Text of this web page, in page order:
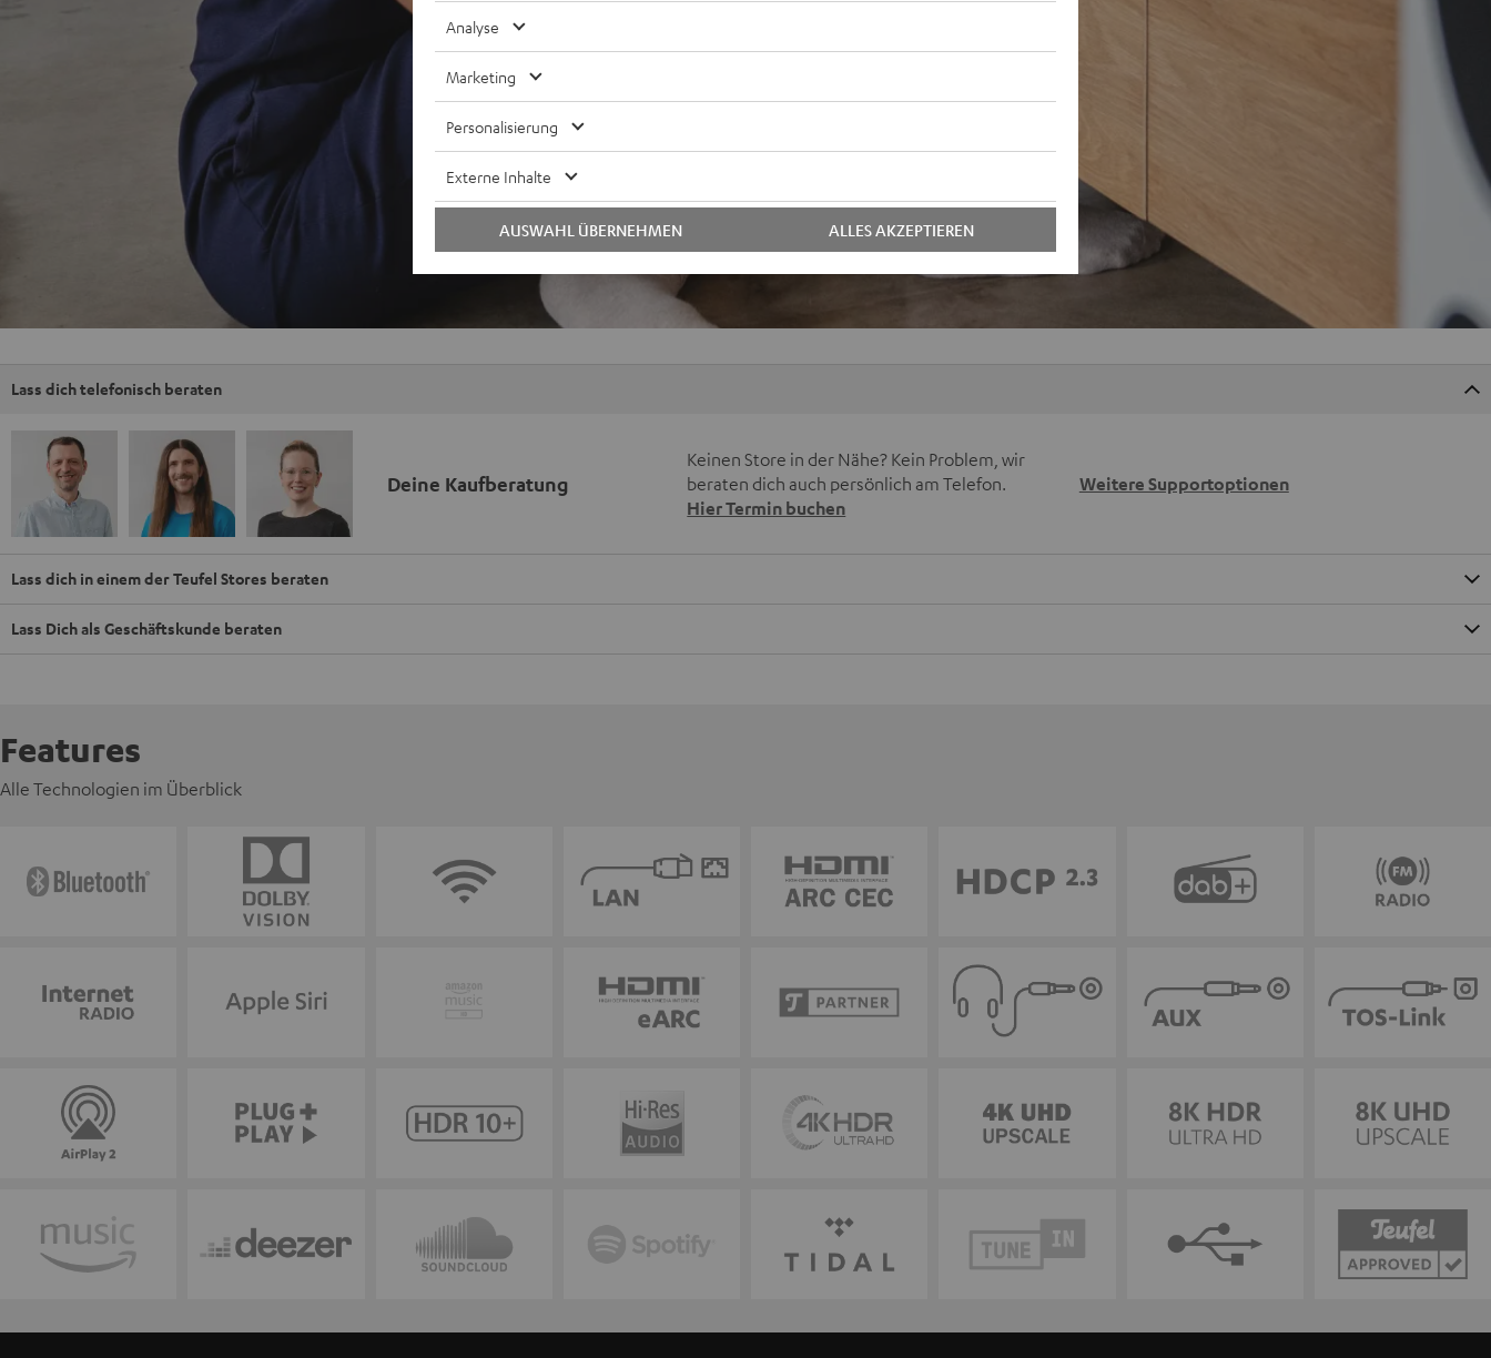
Lass dich telefonisch beraten
Deine Kaufberatung
Keinen Store in der Nähe? Kein Problem, wir
beraten dich auch persönlich am Telefon.
Hier Termin buchen
Weitere Supportoptionen
Lass dich in einem der Teufel Stores beraten
Lass Dich als Geschäftskunde beraten
Features
Alle Technologien im Überblick
Analyse
Marketing
Personalisierung
Externe Inhalte
ALLES AKZEPTIEREN
AUSWAHL ÜBERNEHMEN